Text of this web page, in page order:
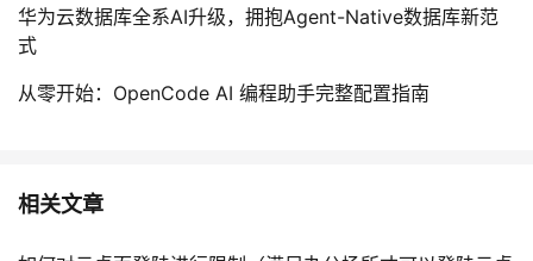
华为云数据库全系AI升级，拥抱Agent-Native数据库新范
式
从零开始：OpenCode AI 编程助手完整配置指南
相关文章